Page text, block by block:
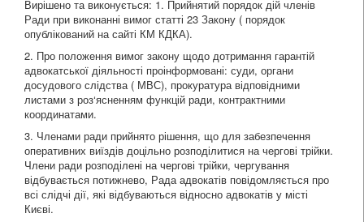
Вирішено та виконується: 1. Прийнятий порядок дій членів
Ради при виконанні вимог статті 23 Закону ( порядок
опублікований на сайті КМ КДКА).
2. Про положення вимог закону щодо дотримання гарантій
адвокатської діяльності проінформовані: суди, органи
досудового слідства ( МВС), прокуратура відповідними
листами з роз‘ясненням функцій ради, контрактними
координатами.
3. Членами ради прийнято рішення, що для забезпечення
оперативних виїздів доцільно розподілитися на чергові трійки.
Члени ради розподілені на чергові трійки, чергування
відбувається потижнево, Рада адвокатів повідомляється про
всі слідчі дії, які відбуваються відносно адвокатів у місті
Києві.